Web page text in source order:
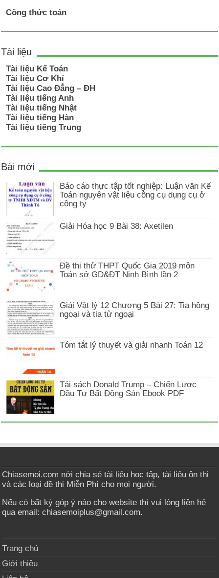
Công thức toán
Tài liệu
Tài liệu Kế Toán
Tài liệu Cơ Khí
Tài liệu Cao Đẳng – ĐH
Tài liệu tiếng Anh
Tài liệu tiếng Nhật
Tài liệu tiếng Hàn
Tài liệu tiếng Trung
Bài mới
Báo cáo thực tập tốt nghiệp: Luận văn Kế
Toán nguyên vật liệu công cụ dụng cụ ở
công ty
Giải Hóa học 9 Bài 38: Axetilen
Đề thi thử THPT Quốc Gia 2019 môn
Toán sở GD&ĐT Ninh Bình lần 2
Giải Vật lý 12 Chương 5 Bài 27: Tia hồng
ngoại và tia tử ngoại
Tóm tắt lý thuyết và giải nhanh Toán 12
Tải sách Donald Trump – Chiến Lược
Đầu Tư Bất Động Sản Ebook PDF
Chiasemoi.com nới chia sẻ tài liệu học tập, tài liệu ôn thi
và các loại đề thi Miễn Phí cho mọi người.
Nếu có bất kỳ góp ý nào cho website thì vui lòng liên hệ
qua email: chiasemoiplus@gmail.com.
Trang chủ
Giới thiệu